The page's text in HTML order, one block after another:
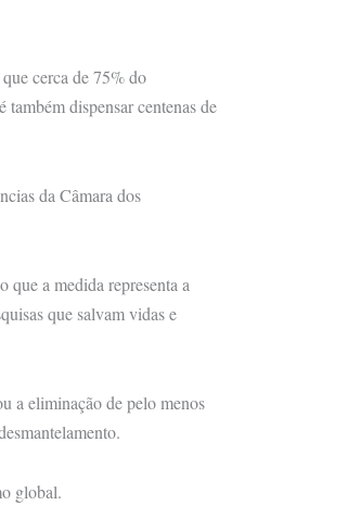
cerca de 75% do
dispensar centenas de
da Câmara dos
a medida representa a
que salvam vidas e
a eliminação de pelo menos
global.